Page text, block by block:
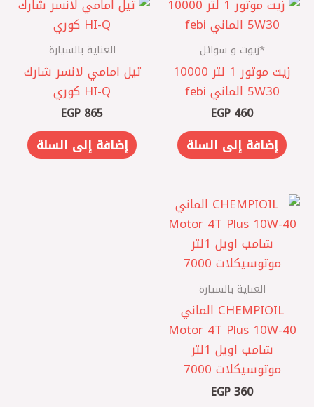
*زيوت و سوائل
زيت موتور 1 لتر 10000
5W30 الماني febi
EGP 460
إضافة إلى السلة
العناية بالسيارة
تيل امامي لانسر شارك
HI-Q كوري
EGP 865
إضافة إلى السلة
العناية بالسيارة
CHEMPIOIL الماني
Motor 4T Plus 10W-40
شامب اويل 1لتر
موتوسيكلات 7000
EGP360